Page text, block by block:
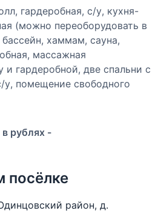
гардеробная, с/у, кухня-
(можно переоборудовать в
хаммам, сауна,
массажная
и гардеробной, две спальни с
у, помещение свободного
два с/у, помещение
утопающей в вековых
дополненная SPA-
рублях -
посёлке
район, д.